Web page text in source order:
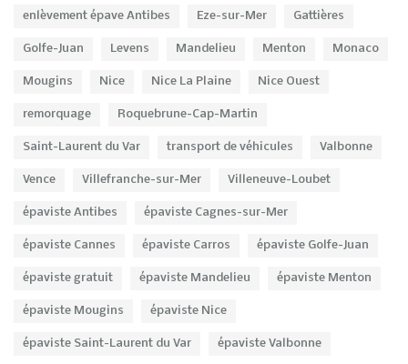
enlèvement épave Antibes Eze-sur-Mer Gattières
Golfe-Juan Levens Mandelieu Menton Monaco
Mougins Nice Nice La Plaine Nice Ouest
remorquage Roquebrune-Cap-Martin
Saint-Laurent du Var transport de véhicules Valbonne
Vence Villefranche-sur-Mer Villeneuve-Loubet
épaviste Antibes épaviste Cagnes-sur-Mer
épaviste Cannes épaviste Carros épaviste Golfe-Juan
épaviste gratuit épaviste Mandelieu épaviste Menton
épaviste Mougins épaviste Nice
épaviste Saint-Laurent du Var épaviste Valbonne